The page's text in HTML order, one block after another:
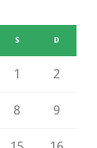
S D
1 2
8 9